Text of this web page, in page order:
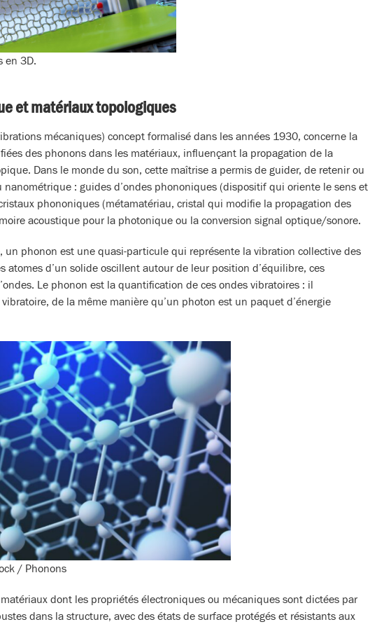
en 3D.
et matériaux topologiques
mécaniques) concept formalisé dans les années 1930, concerne la
des phonons dans les matériaux, influençant la propagation de la
Dans le monde du son, cette maîtrise a permis de guider, de retenir ou
nanométrique : guides d’ondes phononiques (dispositif qui oriente le sens et
phononiques (métamatériau, cristal qui modifie la propagation des
acoustique pour la photonique ou la conversion signal optique/sonore.
un phonon est une quasi-particule qui représente la vibration collective des
atomes d’un solide oscillent autour de leur position d’équilibre, ces
Le phonon est la quantification de ces ondes vibratoires : il
de la même manière qu’un photon est un paquet d’énergie
/ Phonons
dont les propriétés électroniques ou mécaniques sont dictées par
dans la structure, avec des états de surface protégés et résistants aux